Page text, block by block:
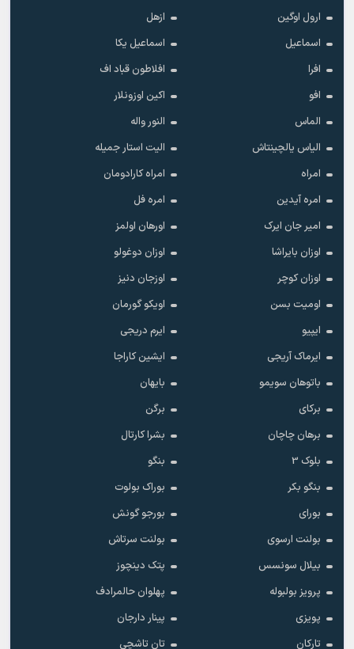
ارول اوگین
ازهل
اسماعیل
اسماعیل یکا
افرا
افلاطون قباد اف
افو
اکین اوزونلار
الماس
النور واله
الیاس یالچینتاش
الیت استار جمیله
امراه
امراه کارادومان
امره آیدین
امره فل
امیر جان ایرک
اورهان اولمز
اوزان بایراشا
اوزان دوغولو
اوزان کوچر
اوزجان دنیز
اومیت بسن
اویکو گورمان
ایپیو
ایرم دریجی
ایرماک آریجی
ایشین کاراجا
باتوهان سویمو
بایهان
برکای
برگن
برهان چاچان
بشرا کارتال
بلوک 3
بنگو
بنگو بکر
بوراک بولوت
بورای
بورجو گونش
بولنت ارسوی
بولنت سرتاش
بیلال سونسس
پتک دینچوز
پرویز بولبوله
پهلوان حالمرادف
پویزی
پینار دارجان
تارکان
تان تاشچی